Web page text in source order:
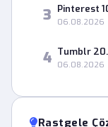
3 Pinterest
06.08.2026
4 Tumblr
06.08.2026
Rastgele